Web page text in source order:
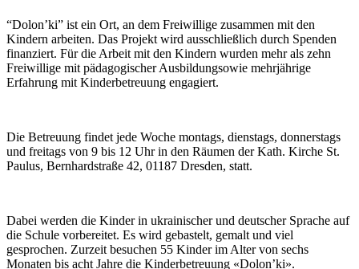
“Dolon’ki” ist ein Ort, an dem Freiwillige zusammen mit den
Kindern arbeiten. Das Projekt wird ausschließlich durch Spenden
finanziert. Für die Arbeit mit den Kindern wurden mehr als zehn
Freiwillige mit pädagogischer Ausbildungsowie mehrjährige
Erfahrung mit Kinderbetreuung engagiert.
Die Betreuung findet jede Woche montags, dienstags, donnerstags
und freitags von 9 bis 12 Uhr in den Räumen der Kath. Kirche St.
Paulus, Bernhardstraße 42, 01187 Dresden, statt.
Dabei werden die Kinder in ukrainischer und deutscher Sprache auf
die Schule vorbereitet. Es wird gebastelt, gemalt und viel
gesprochen. Zurzeit besuchen 55 Kinder im Alter von sechs
Monaten bis acht Jahre die Kinderbetreuung «Dolon’ki».